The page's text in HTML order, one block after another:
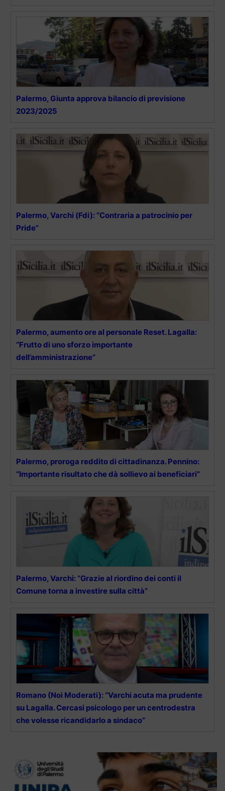
Palermo, Giunta approva bilancio di previsione
2023/2025
Palermo, Varchi (Fdi): “Contraria a patrocinio per
Pride”
Palermo, aumento ore al personale Reset. Lagalla:
“Frutto di uno sforzo importante
dell’amministrazione”
Palermo, proroga reddito di cittadinanza. Pennino:
“Importante risultato che dà sollievo ai beneficiari”
Palermo, Varchi: “Grazie al riordino dei conti il
Comune torna a investire sulla città”
Romano (Noi Moderati): “Varchi acuta ma prudente
su Lagalla. Cercasi psicologo per un centrodestra
che volesse ricandidarlo a sindaco”